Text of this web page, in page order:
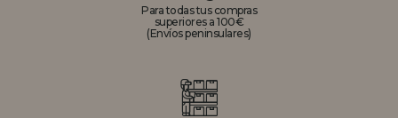
Para todas tus compras
superiores a 100€
(Envíos peninsulares)